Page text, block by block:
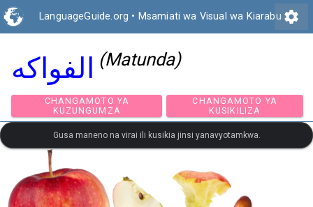
LanguageGuide.org • Msamiati wa Visual wa Kiarabu settings
الفواكه (Matunda)
CHANGAMOTO YA
KUZUNGUMZA
CHANGAMOTO
KUSIKILIZA
Gusa maneno na virai ili kusikia jinsi yanavyotamkwa.